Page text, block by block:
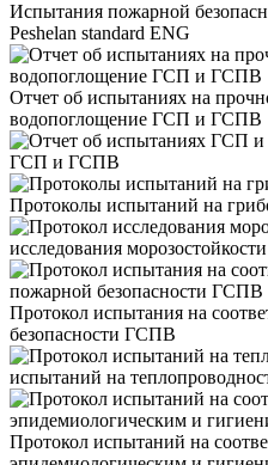
Испытания пожарной
Peshelan standard ENG
Отчет об испытаниях на
водопоглощение ГСП и ГСПВ
ГСП и ГСПВ
Протоколы испытаний на
исследования
Протокол испытания на
безопасности ГСПВ
испытаний на
Протокол испытаний на